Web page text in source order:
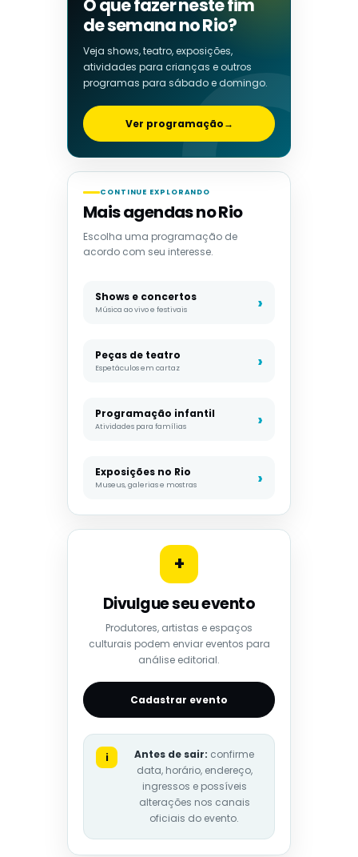
O que fazer neste fim
de semana no Rio?
Veja shows, teatro, exposições,
atividades para crianças e outros
programas para sábado e domingo.
Ver programação→
CONTINUE EXPLORANDO
Mais agendas no Rio
Escolha uma programação de
acordo com seu interesse.
Shows e concertos
Música ao vivo e festivais
Peças de teatro
Espetáculos em cartaz
Programação infantil
Atividades para famílias
Exposições no Rio
Museus, galerias e mostras
+
Divulgue seu evento
Produtores, artistas e espaços
culturais podem enviar eventos para
análise editorial.
Cadastrar evento
i Antes de sair: confirme
data, horário, endereço,
ingressos e possíveis
alterações nos canais
oficiais do evento.